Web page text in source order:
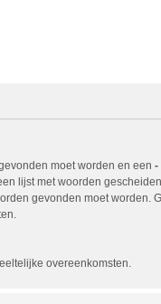
moet worden en een -
lijst met woorden
gevonden moet worden.
overeenkomsten.